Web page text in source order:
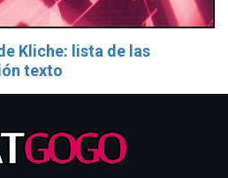
Kliche: lista de las
texto